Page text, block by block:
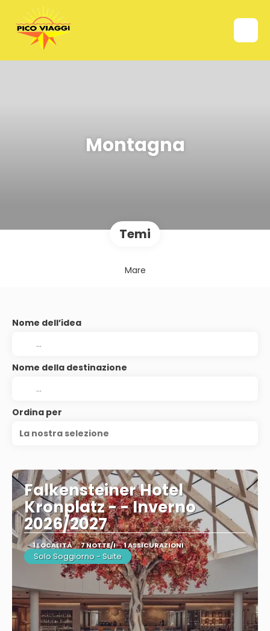
Montagna
Temi
Mare
Nome dell’idea
Nome della destinazione
Ordina per
La nostra selezione
Falkensteiner Hotel
Kronplatz - - Inverno
2026/2027
1 LOCALITÀ 7 NOTTE/I 1 ASSICURAZIONI
Solo Soggiorno - Suite